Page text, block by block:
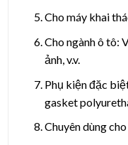
Cho máy khai
Cho ngành ô tô:
ảnh, v.v.
Phụ kiện đặc
gasket
Chuyên dùng